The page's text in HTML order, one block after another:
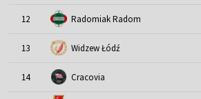
12 Radomiak Radom
13 Widzew Łódź
14 Cracovia